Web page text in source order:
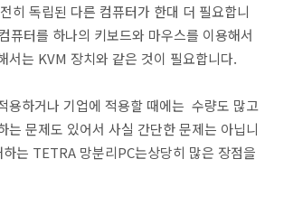
히 독립된 다른 컴퓨터가 한대 더 필요합니
퓨터를 하나의 키보드와 마우스를 이용해서
서는 KVM 장치와 같은 것이 필요합니다.
용하거나 기업에 적용할 때에는 수량도 많고
는 문제도 있어서 사실 간단한 문제는 아닙니
는 TETRA 망분리PC는상당히 많은 장점을